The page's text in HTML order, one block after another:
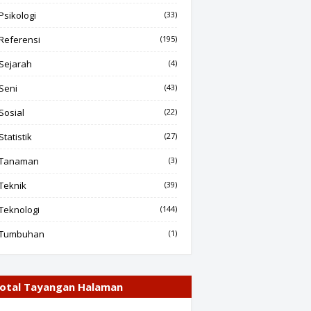
(33)
(195)
(4)
(43)
(22)
(27)
(3)
(39)
(144)
(1)
Tayangan Halaman